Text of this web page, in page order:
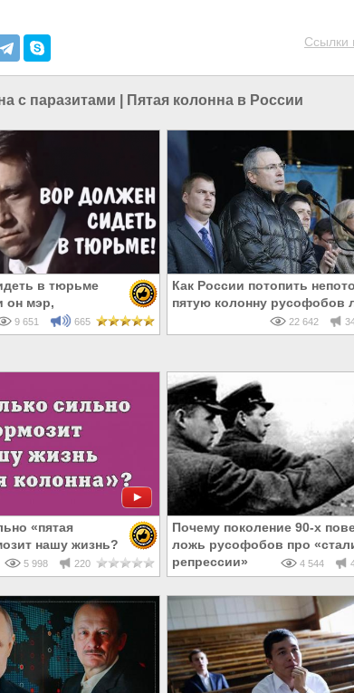
Ссылки
с паразитами Пятая колонна в России
в тюрьме
он мэр,
сенатор
9 651 665
Как России потопить
пятую колонну русофобов
22 642
«пятая
нашу жизнь?
5 998 220
Почему поколение 90-х
ложь русофобов про
репрессии»
4 544